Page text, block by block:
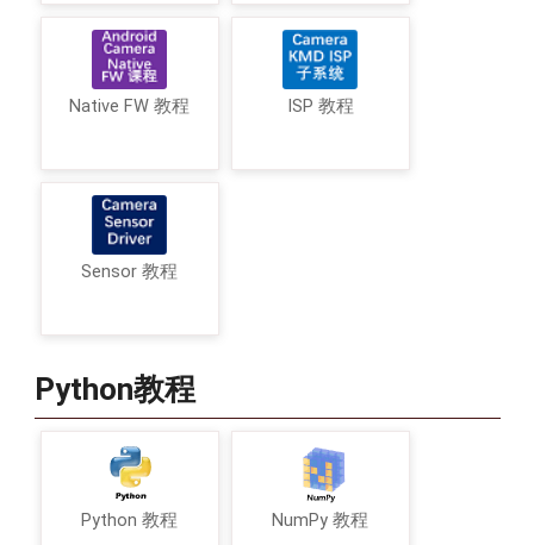
Native FW 教程 ISP 教程
Sensor 教程
Python教程
Python 教程 NumPy 教程